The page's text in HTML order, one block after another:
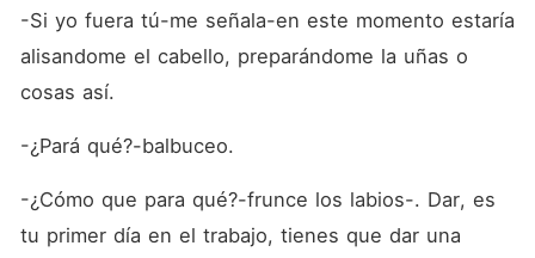
-Si yo fuera tú-me señala-en este momento estaría
alisandome el cabello, preparándome la uñas o
cosas así.
-¿Pará qué?-balbuceo.
-¿Cómo que para qué?-frunce los labios-. Dar, es
tu primer día en el trabajo, tienes que dar una